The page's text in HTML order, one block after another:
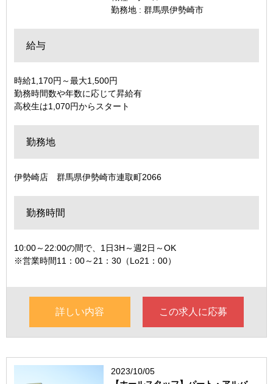
勤務地 : 群馬県伊勢崎市
給与
時給1,170円～最大1,500円
勤務時間数や年数に応じて昇給有
高校生は1,070円からスタート
勤務地
伊勢崎店 群馬県伊勢崎市連取町2066
勤務時間
10:00～22:00の間で、1日3H～週2日～OK
※営業時間11：00～21：30（Lo21：00）
詳しい内容 この求人に応募
2023/10/05